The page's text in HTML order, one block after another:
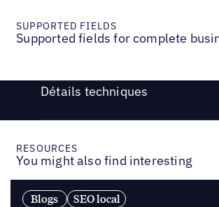
SUPPORTED FIELDS
Supported fields for complete
Détails techniques
RESOURCES
You might also find interesting
Blogs SEO local